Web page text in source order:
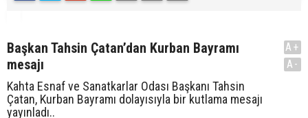
Başkan Tahsin Çatan’dan Kurban Bayramı
mesajı
Kahta Esnaf ve Sanatkarlar Odası Başkanı Tahsin
Çatan, Kurban Bayramı dolayısıyla bir kutlama mesajı
yayınladı..
A+
A-